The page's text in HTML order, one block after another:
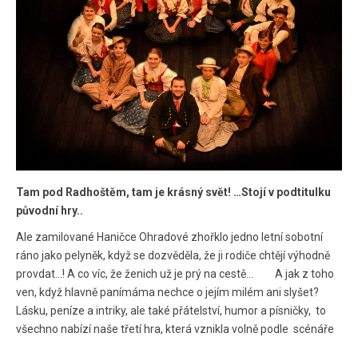
Tam pod Radhoštěm, tam je krásný svět! …Stojí v podtitulku
původní hry..
Ale zamilované Haničce Ohradové zhořklo jedno letní sobotní
ráno jako pelyněk, když se dozvěděla, že ji rodiče chtějí výhodně
provdat…! A co víc, že ženich už je prý na cestě… A jak z toho
ven, když hlavně panímáma nechce o jejím milém ani slyšet?
Lásku, peníze a intriky, ale také přátelství, humor a písničky, to
všechno nabízí naše třetí hra, která vznikla volně podle scénáře